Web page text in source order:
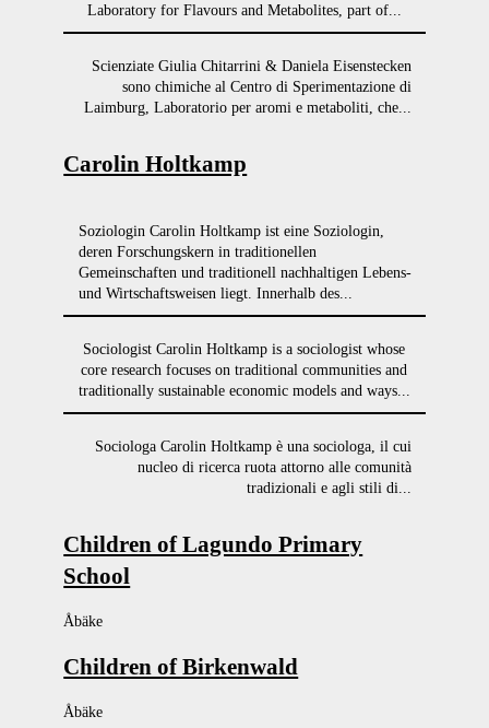
Laboratory for Flavours and Metabolites, part of...
Scienziate Giulia Chitarrini & Daniela Eisenstecken
sono chimiche al Centro di Sperimentazione di
Laimburg, Laboratorio per aromi e metaboliti, che...
Carolin Holtkamp
Soziologin Carolin Holtkamp ist eine Soziologin,
deren Forschungskern in traditionellen
Gemeinschaften und traditionell nachhaltigen Lebens-
und Wirtschaftsweisen liegt. Innerhalb des...
Sociologist Carolin Holtkamp is a sociologist whose
core research focuses on traditional communities and
traditionally sustainable economic models and ways...
Sociologa Carolin Holtkamp è una sociologa, il cui
nucleo di ricerca ruota attorno alle comunità
tradizionali e agli stili di...
Children of Lagundo Primary
School
Åbäke
Children of Birkenwald
Åbäke